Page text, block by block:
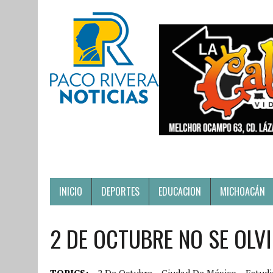
INICIO DEPORTES EDUCACION MICHOACÁN
2 DE OCTUBRE NO SE